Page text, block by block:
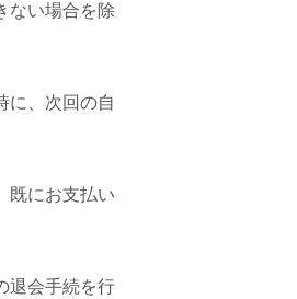
ない場合を除
に、次回の自
既にお支払い
退会手続を行